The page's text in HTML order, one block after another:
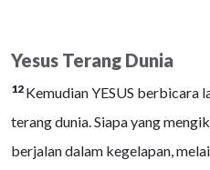
Yesus Terang Dunia
12 Kemudian YESUS berbicara
terang dunia. Siapa yang
berjalan dalam kegelapan,